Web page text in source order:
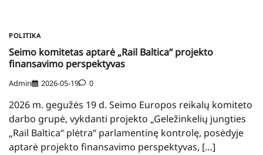
POLITIKA
Seimo komitetas aptarė „Rail Baltica“ projekto
finansavimo perspektyvas
Admin 2026-05-19 0
2026 m. gegužės 19 d. Seimo Europos reikalų komiteto
darbo grupė, vykdanti projekto „Geležinkelių jungties
„Rail Baltica“ plėtra“ parlamentinę kontrolę, posėdyje
aptarė projekto finansavimo perspektyvas, […]